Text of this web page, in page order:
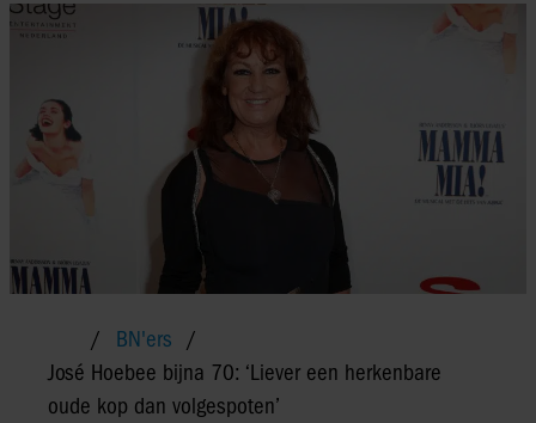
BN'ers
José Hoebee bijna 70: ‘Liever een herkenbare
oude kop dan volgespoten’